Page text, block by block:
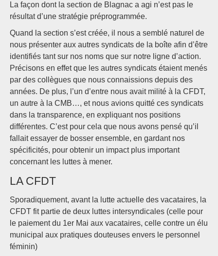
La façon dont la section de Blagnac a agi n’est pas le
résultat d’une stratégie préprogrammée.
Quand la section s’est créée, il nous a semblé naturel de
nous présenter aux autres syndicats de la boîte afin d’être
identifiés tant sur nos noms que sur notre ligne d’action.
Précisons en effet que les autres syndicats étaient menés
par des collègues que nous connaissions depuis des
années. De plus, l’un d’entre nous avait milité à la CFDT,
un autre à la CMB…, et nous avions quitté ces syndicats
dans la transparence, en expliquant nos positions
différentes. C’est pour cela que nous avons pensé qu’il
fallait essayer de bosser ensemble, en gardant nos
spécificités, pour obtenir un impact plus important
concernant les luttes à mener.
LA CFDT
Sporadiquement, avant la lutte actuelle des vacataires, la
CFDT fit partie de deux luttes intersyndicales (celle pour
le paiement du 1er Mai aux vacataires, celle contre un élu
municipal aux pratiques douteuses envers le personnel
féminin)